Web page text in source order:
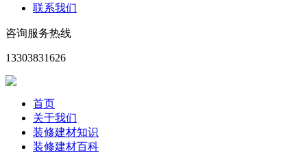
联系我们
咨询服务热线
13303831626
首页
关于我们
装修建材知识
装修建材百科